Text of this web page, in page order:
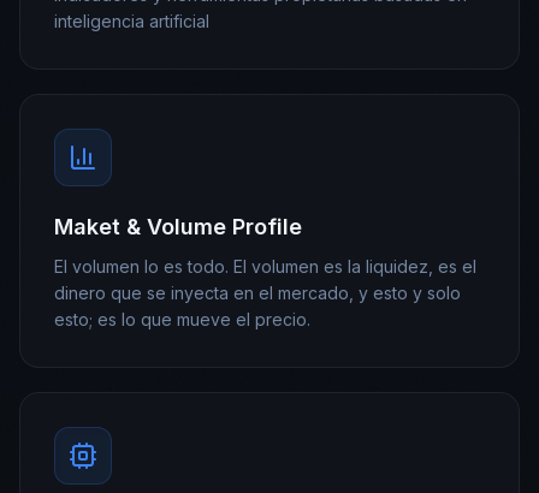
inteligencia artificial
Maket & Volume Profile
El volumen lo es todo. El volumen es la liquidez, es el
dinero que se inyecta en el mercado, y esto y solo
esto; es lo que mueve el precio.